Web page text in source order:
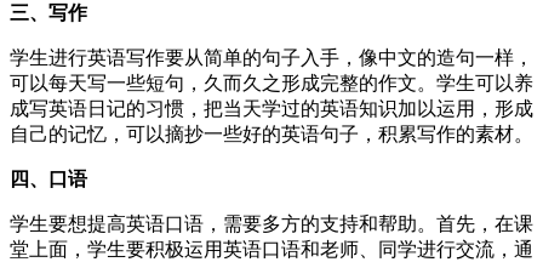
三、写作
学生进行英语写作要从简单的句子入手，像中文的造句一样，
可以每天写一些短句，久而久之形成完整的作文。学生可以养
成写英语日记的习惯，把当天学过的英语知识加以运用，形成
自己的记忆，可以摘抄一些好的英语句子，积累写作的素材。
四、口语
学生要想提高英语口语，需要多方的支持和帮助。首先，在课
堂上面，学生要积极运用英语口语和老师、同学进行交流，通